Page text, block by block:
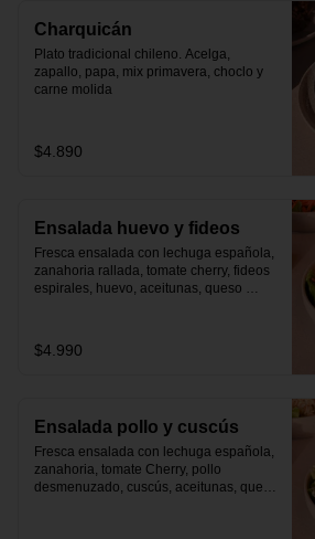
Charquicán
Plato tradicional chileno. Acelga,
zapallo, papa, mix primavera, choclo y
carne molida
$4.890
Ensalada huevo y fideos
Fresca ensalada con lechuga española,
zanahoria rallada, tomate cherry, fideos
espirales, huevo, aceitunas, queso
$4.990
Ensalada pollo y cuscús
Fresca ensalada con lechuga española,
zanahoria, tomate Cherry, pollo
desmenuzado, cuscús, aceitunas, queso